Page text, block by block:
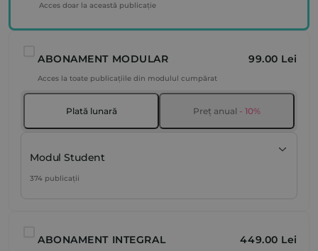
Acces doar la această publicație
ABONAMENT MODULAR 99.00 Lei
Acces la toate publicațiile din modulul cumpărat
Plată lunară Preț anual - 10%
Modul Student
374 publicații
ABONAMENT INTEGRAL 449.00 Lei